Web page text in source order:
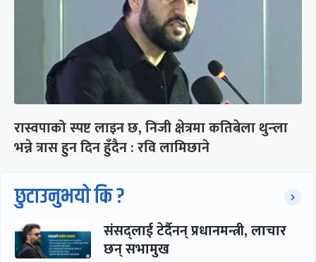
रास्वपाको स्पष्ट लाइन छ, निजी क्षेत्रमा कतिबेला थुन्ला
भन्ने त्रास हुन दिन हुँदैन : रवि लामिछाने
छुटाउनुभयो कि ?
संसद्लाई टेर्दैनन् प्रधानमन्त्री, लाचार
छन् सभामुख